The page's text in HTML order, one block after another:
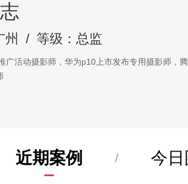
州 / 等级：总监
广活动摄影师，华为p10上市发布专用摄影师，
近期案例 / 今